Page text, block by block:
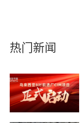
热门新闻